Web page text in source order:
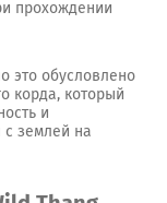
прохождении
это обусловлено
корда, который
и
с землей на